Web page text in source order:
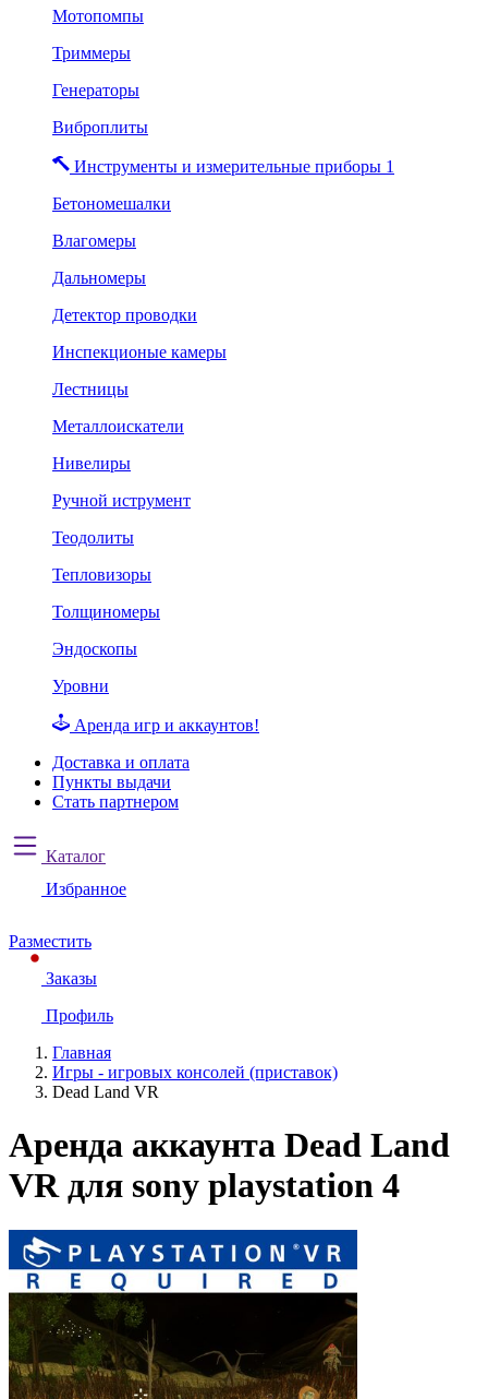
Мотопомпы
Триммеры
Генераторы
Виброплиты
Инструменты и измерительные приборы 1
Бетономешалки
Влагомеры
Дальномеры
Детектор проводки
Инспекционые камеры
Лестницы
Металлоискатели
Нивелиры
Ручной иструмент
Теодолиты
Тепловизоры
Толщиномеры
Эндоскопы
Уровни
Аренда игр и аккаунтов!
Доставка и оплата
Пункты выдачи
Стать партнером
Каталог
Избранное
Разместить
Заказы
Профиль
Главная
Игры - игровых консолей (приставок)
Dead Land VR
Аренда аккаунта Dead Land
VR для sony playstation 4